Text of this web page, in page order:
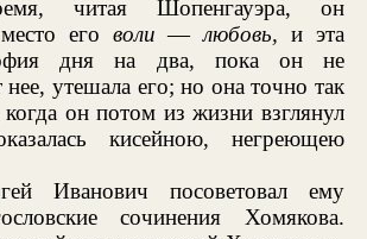
читая Шопенгауэра, он
его воли —любовь, и эта
дня на два, пока он не
нее, утешала его; но она точно так
когда он потом из жизни взглянул
кисейною, негреющею
Иванович посоветовал ему
сочинения Хомякова.